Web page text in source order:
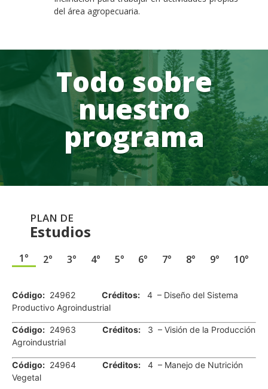
del área agropecuaria.
Todo sobre
nuestro
programa
PLAN DE
Estudios
1° 2° 3° 4° 5° 6° 7° 8° 9° 10°
Código: 24962 Créditos: 4 – Diseño del Sistema
Productivo Agroindustrial
Código: 24963 Créditos: 3 – Visión de la Producción
Agroindustrial
Código: 24964 Créditos: 4 – Manejo de Nutrición
Vegetal